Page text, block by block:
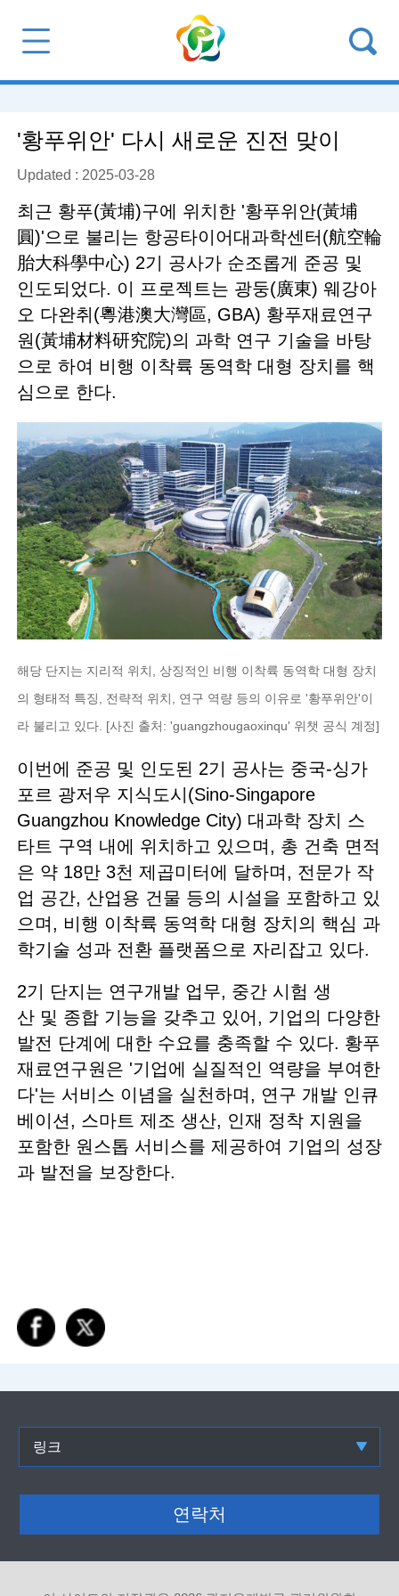
'황푸위안' 다시 새로운 진전 맞이
Updated : 2025-03-28
최근 황푸(黃埔)구에 위치한 '황푸위안(黃埔
圓)'으로 불리는 항공타이어대과학센터(航空輪
胎大科學中心) 2기 공사가 순조롭게 준공 및
인도되었다. 이 프로젝트는 광둥(廣東) 웨강아
오 다완취(粵港澳大灣區, GBA) 황푸재료연구
원(黃埔材料研究院)의 과학 연구 기술을 바탕
으로 하여 비행 이착륙 동역학 대형 장치를 핵
심으로 한다.
해당 단지는 지리적 위치, 상징적인 비행 이착륙 동역학 대형 장치
의 형태적 특징, 전략적 위치, 연구 역량 등의 이유로 '황푸위안'이
라 불리고 있다. [사진 출처: 'guangzhougaoxinqu' 위챗 공식 계정]
이번에 준공 및 인도된 2기 공사는 중국-싱가
포르 광저우 지식도시(Sino-Singapore
Guangzhou Knowledge City) 대과학 장치 스
타트 구역 내에 위치하고 있으며, 총 건축 면적
은 약 18만 3천 제곱미터에 달하며, 전문가 작
업 공간, 산업용 건물 등의 시설을 포함하고 있
으며, 비행 이착륙 동역학 대형 장치의 핵심 과
학기술 성과 전환 플랫폼으로 자리잡고 있다.
2기 단지는 연구개발 업무, 중간 시험 생
산 및 종합 기능을 갖추고 있어, 기업의 다양한
발전 단계에 대한 수요를 충족할 수 있다. 황푸
재료연구원은 '기업에 실질적인 역량을 부여한
다'는 서비스 이념을 실천하며, 연구 개발 인큐
베이션, 스마트 제조 생산, 인재 정착 지원을
포함한 원스톱 서비스를 제공하여 기업의 성장
과 발전을 보장한다.
링크
연락처